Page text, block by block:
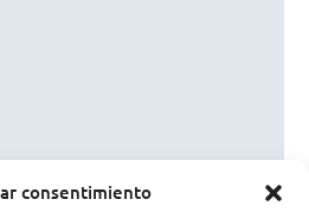
consentimiento